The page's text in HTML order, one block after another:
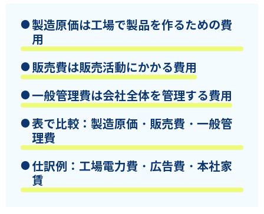
製造原価は工場で製品を作るための費
用
販売費は販売活動にかかる費用
一般管理費は会社全体を管理する費用
表で比較：製造原価・販売費・一般管
理費
仕訳例：工場電力費・広告費・本社家
賃